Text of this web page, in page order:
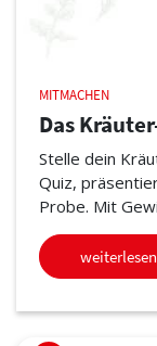
MITMACHEN
Das
Stelle dein
Quiz,
Probe. Mit
weiterlesen